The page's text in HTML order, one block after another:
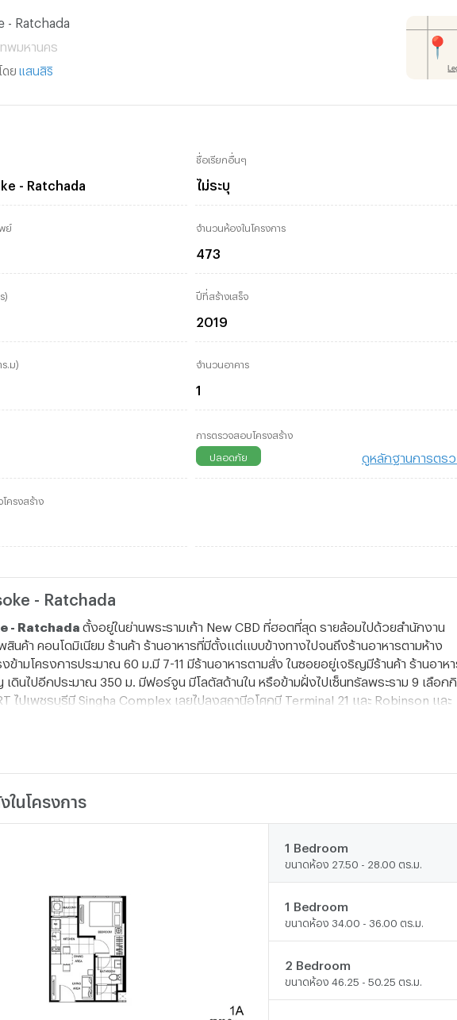
- Ratchada
พมหานคร
ดย แสนสิริ
- Ratchada
ชื่อเรียกอื่นๆ
ไม่ระบุ
พย์ จำนวนห้องในโครงการ
473
) ปีที่สร้างเสร็จ
2019
.ม) จำนวนอาคาร
1
การตรวจสอบโครงสร้าง
ปลอดภัย ดูหลักฐานการตร
ครงสร้าง
- Ratchada
- Ratchada ตั้งอยู่ในย่านพระรามเก้า New CBD ที่ฮอตที่สุด รายล้อมไปด้วยสำนักงาน
นค้า คอนโดมิเนียม ร้านค้า ร้านอาหารที่มีตั้งแต่แบบข้างทางไปจนถึงร้านอาหารตามห้าง
ข้ามโครงการประมาณ 60 ม.มี 7-11 มีร้านอาหารตามสั่ง ในซอยอยู่เจริญมีร้านค้า ร้านอาหา
เดินไปอีกประมาณ 350 ม. มีฟอร์จูน มีโลตัสด้านใน หรือข้ามฝั่งไปเซ็นทรัลพระราม 9 เลือก
ไปเพชรบุรีมี Singha Complex เลยไปลงสถานีอโศกมี Terminal 21 และ Robinson และ
9 ประมาณ 350 ม.
เก้า : 350 ม.
าม 9 : 400 ม.
: 950 ม.
: 1.4 กม.
วิโรฒ : 1.4 กม.
ในโครงการ
1 Bedroom
ขนาดห้อง 27.50 - 28.00 ตร.ม.
1 Bedroom
ขนาดห้อง 34.00 - 36.00 ตร.ม.
2 Bedroom
ขนาดห้อง 46.25 - 50.25 ตร.ม.